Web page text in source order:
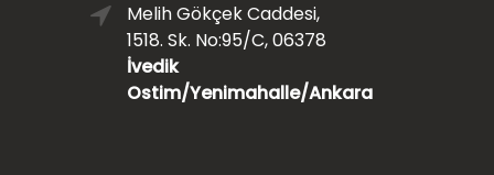
Melih Gökçek Caddesi,
1518. Sk. No:95/C, 06378
İvedik
Ostim/Yenimahalle/Ankara